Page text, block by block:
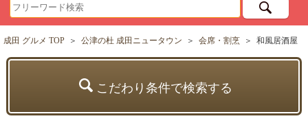
成田 グルメ TOP ＞ 公津の杜 成田ニュータウン ＞ 会席・割烹 ＞ 和風居酒屋
こだわり条件で検索する